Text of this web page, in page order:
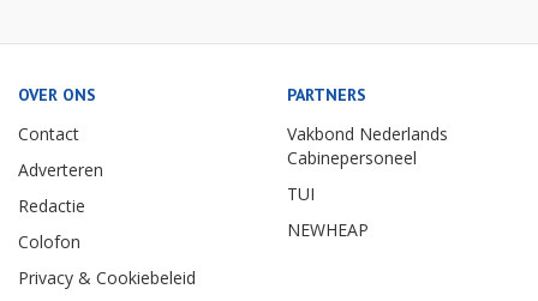
OVER ONS
Contact
Adverteren
Redactie
Colofon
Privacy & Cookiebeleid
PARTNERS
Vakbond Nederlands
Cabinepersoneel
TUI
NEWHEAP